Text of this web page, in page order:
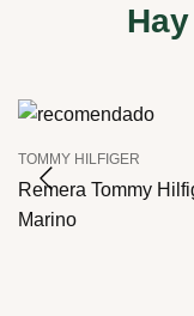
TOMMY HILFIGER
Remera Tommy
Marino